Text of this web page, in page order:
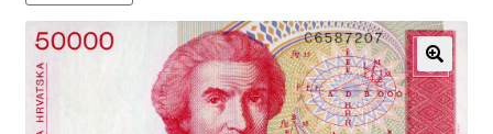
Winkelmand
Afrekenen